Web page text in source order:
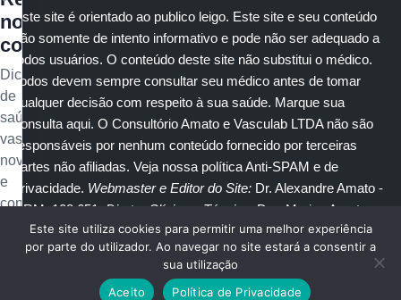
Este site é orientado ao publico leigo. Este site e seu conteúdo
são somente de intento informativo e pode não ser adequado a
todos usuários. O conteúdo deste site não substitui o médico.
Todos devem sempre consultar seu médico antes de tomar
qualquer decisão com respeito à sua saúde. Marque sua
consulta aqui. O Consultório Amato e Vasculab LTDA não são
responsáveis por nenhum conteúdo fornecido por terceiras
partes não afiliadas. Veja nossa política Anti-SPAM e de
privacidade. Webmaster e Editor do Site: Dr. Alexandre Amato -
CRM: 108.651
. Diretor Clínico e Técnico
: Dra. Marisa Amato
CRM 30400 RTE 056950.
© Copyright 2023Amato Consultório Médico. Todos direitos
nossos
conteúdos
Dicas
de
saúde
vascular,
novidades
e
conteúdo
exclusivo
Este site utiliza cookies para permitir uma melhor experiência
por parte do utilizador. Ao navegar no site estará a consentir a
sua utilização
Aceito
Política de Privacidade